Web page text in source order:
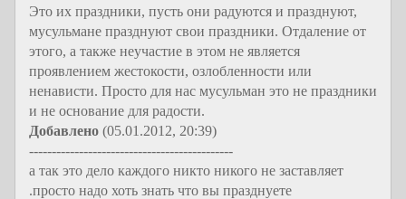
Это их праздники, пусть они радуются и празднуют,
мусульмане празднуют свои праздники. Отдаление от
этого, а также неучастие в этом не является
проявлением жестокости, озлобленности или
ненависти. Просто для нас мусульман это не праздники
и не основание для радости.
Добавлено (05.01.2012, 20:39)
---------------------------------------------
а так это дело каждого никто никого не заставляет
.просто надо хоть знать что вы празднуете